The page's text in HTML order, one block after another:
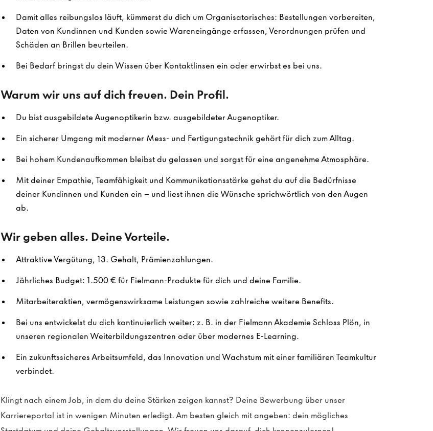
Damit alles reibungslos läuft, kümmerst du dich um Organisatorisches: Bestellungen vorbereiten,
Daten von Kundinnen und Kunden sowie Wareneingänge erfassen, Verordnungen prüfen und
Schäden an Brillen beurteilen.
Bei Bedarf bringst du dein Wissen über Kontaktlinsen ein oder erwirbst es bei uns.
Warum wir uns auf dich freuen. Dein Profil.
Du bist ausgebildete Augenoptikerin bzw. ausgebildeter Augenoptiker.
Ein sicherer Umgang mit moderner Mess- und Fertigungstechnik gehört für dich zum Alltag.
Bei hohem Kundenaufkommen bleibst du gelassen und sorgst für eine angenehme Atmosphäre.
Mit deiner Empathie, Teamfähigkeit und Kommunikationsstärke gehst du auf die Bedürfnisse
deiner Kundinnen und Kunden ein – und liest ihnen die Wünsche sprichwörtlich von den Augen
ab.
Wir geben alles. Deine Vorteile.
Attraktive Vergütung, 13. Gehalt, Prämienzahlungen.
Jährliches Budget: 1.500 € für Fielmann-Produkte für dich und deine Familie.
Mitarbeiteraktien, vermögenswirksame Leistungen sowie zahlreiche weitere Benefits.
Bei uns entwickelst du dich kontinuierlich weiter: z. B. in der Fielmann Akademie Schloss Plön, in
unseren regionalen Weiterbildungszentren oder über modernes E-Learning.
Ein zukunftssicheres Arbeitsumfeld, das Innovation und Wachstum mit einer familiären Teamkultur
verbindet.
Klingt nach einem Job, in dem du deine Stärken zeigen kannst? Deine Bewerbung über unser
Karriereportal ist in wenigen Minuten erledigt. Am besten gleich mit angeben: dein mögliches